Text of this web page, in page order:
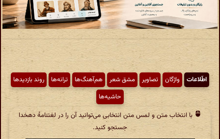
اطّلاعات واژگان تصاویر مشق شعر هم‌آهنگ‌ها ترانه‌ها
روند بازدیدها
حاشیه‌ها
با انتخاب متن و لمس متن انتخابی می‌توانید آن را در لغتنامهٔ دهخدا
جستجو کنید.